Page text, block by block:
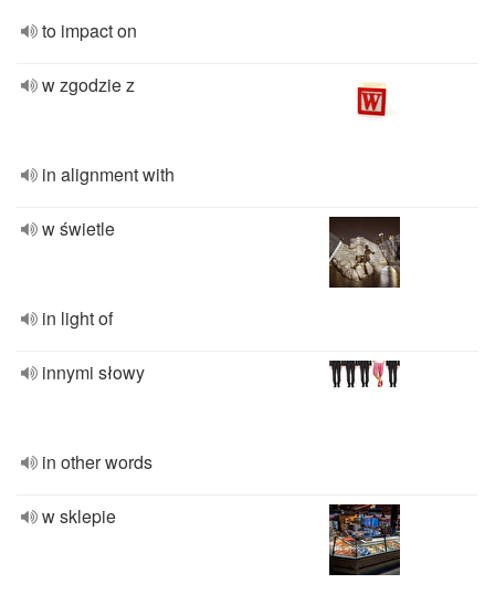
to impact on
w zgodzie z
in alignment with
w świetle
in light of
innymi słowy
in other words
w sklepie